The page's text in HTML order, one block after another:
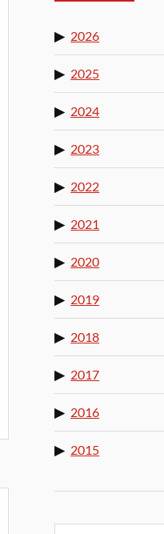
2026
2025
2024
2023
2022
2021
2020
2019
2018
2017
2016
2015